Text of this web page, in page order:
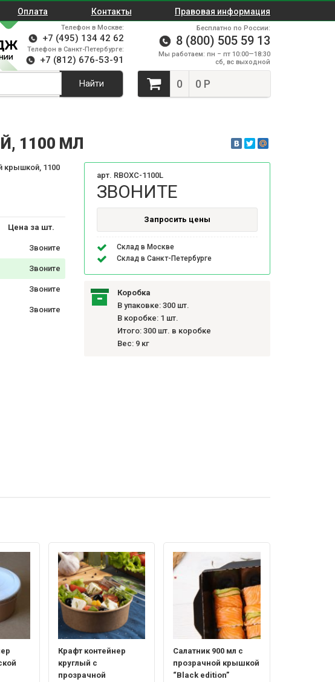
Оплата Контакты Правовая информация
Телефон в Москве:
+7 (495) 134 42 62
Телефон в Санкт-Петербурге:
+7 (812) 676-53-91
Бесплатно по России:
8 (800) 505 59 13
Мы работаем: пн – пт 10:00—18:30
сб, вс выходной
Найти 0 0 Р
1100 МЛ
арт. RBOXC-1100L
ЗВОНИТЕ
Запросить цены
Склад в Москве
Склад в Санкт-Петербурге
Коробка
В упаковке: 300 шт.
В коробке: 1 шт.
Итого: 300 шт. в коробке
Вес: 9 кг
крышкой, 1100
Цена за шт.
Звоните
Звоните
Звоните
Звоните
Крафт контейнер
круглый с
прозрачной
Салатник 900 мл с
прозрачной крышкой
“Black edition”